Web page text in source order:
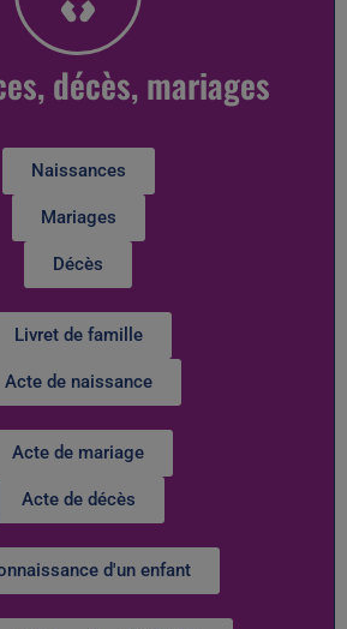
décès, mariages
Naissances
Mariages
Décès
Livret de famille
Acte de naissance
Acte de mariage
Acte de décès
d'un enfant